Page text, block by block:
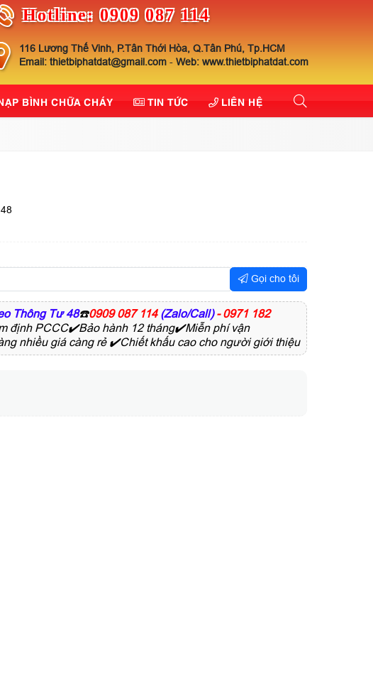
Hotline: 0909 087 114
116 Lương Thế Vinh, P.Tân Thới Hòa, Q.Tân Phú, Tp.HCM
Email: thietbiphatdat@gmail.com- Web: www.thietbiphatdat.com
BÌNH CHỮA CHÁY TIN TỨC LIÊN HỆ
Gọi cho tôi
Thông Tư 48☎️0909 087 114(Zalo/Call) - 0971 182
định PCCC✔️Bảo hành 12 tháng✔️Miễn phí vận
nhiều giá càng rẻ ✔️Chiết khấu cao cho người giới thiệu